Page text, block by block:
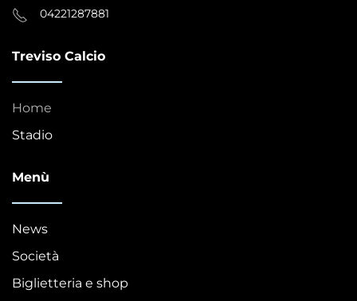
04221287881
Treviso Calcio
Home
Stadio
Menù
News
Società
Biglietteria e shop